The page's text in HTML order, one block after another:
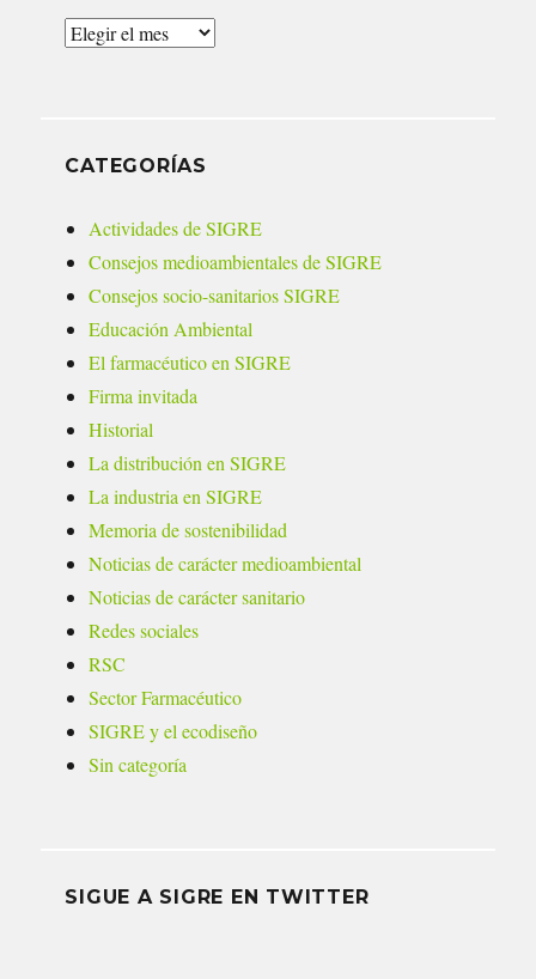
Archivos
CATEGORÍAS
Actividades de SIGRE
Consejos medioambientales de SIGRE
Consejos socio-sanitarios SIGRE
Educación Ambiental
El farmacéutico en SIGRE
Firma invitada
Historial
La distribución en SIGRE
La industria en SIGRE
Memoria de sostenibilidad
Noticias de carácter medioambiental
Noticias de carácter sanitario
Redes sociales
RSC
Sector Farmacéutico
SIGRE y el ecodiseño
Sin categoría
SIGUE A SIGRE EN TWITTER